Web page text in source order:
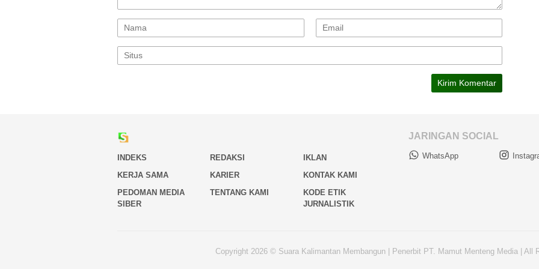
INDEKS REDAKSI
IKLAN
KERJA SAMA
KARIER
KONTAK KAMI
PEDOMAN MEDIA
SIBER
TENTANG KAMI
KODE ETIK
JURNALISTIK
JARINGAN SOCIAL
WhatsApp
Copyright 2026 © Suara Kalimantan Membangun | Penerbit PT. Mamut Menteng Media | All